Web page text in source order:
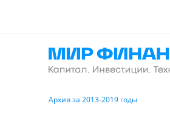
Архив за 2013-2019 годы